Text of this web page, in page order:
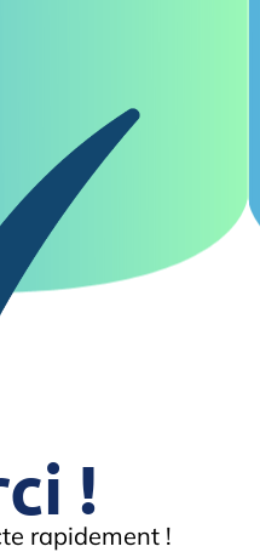
!
rapidement !